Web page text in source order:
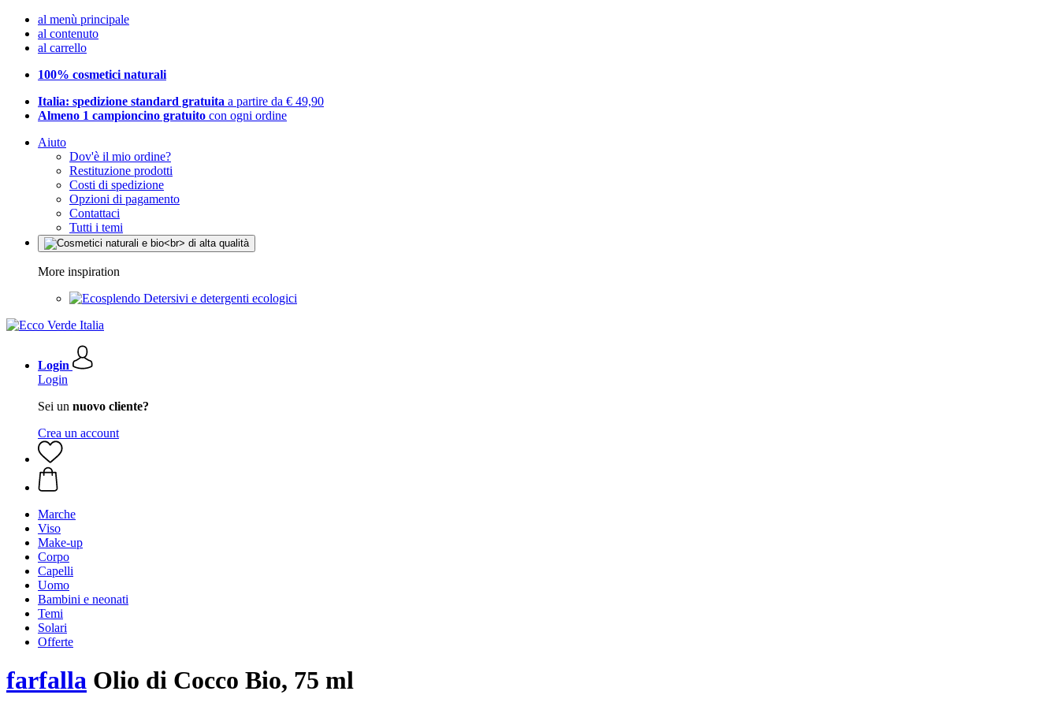
al menù principale
al contenuto
al carrello
100% cosmetici naturali
Italia: spedizione standard gratuita a partire da € 49,90
Almeno 1 campioncino gratuito con ogni ordine
Aiuto
Dov'è il mio ordine?
Restituzione prodotti
Costi di spedizione
Opzioni di pagamento
Contattaci
Tutti i temi
More inspiration
Detersivi e detergenti ecologici
Login
Login
Sei un nuovo cliente?
Crea un account
Marche
Viso
Make-up
Corpo
Capelli
Uomo
Bambini e neonati
Temi
Solari
Offerte
farfalla Olio di Cocco Bio, 75 ml